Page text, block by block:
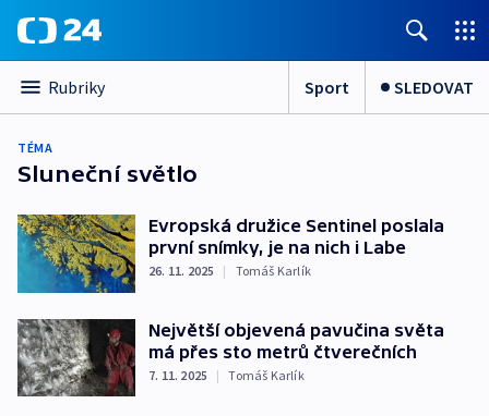
Rubriky Sport SLEDOVAT
TÉMA
Sluneční světlo
Evropská družice Sentinel poslala
první snímky, je na nich i Labe
26. 11. 2025 | Tomáš Karlík
Největší objevená pavučina světa
má přes sto metrů čtverečních
7. 11. 2025 | Tomáš Karlík